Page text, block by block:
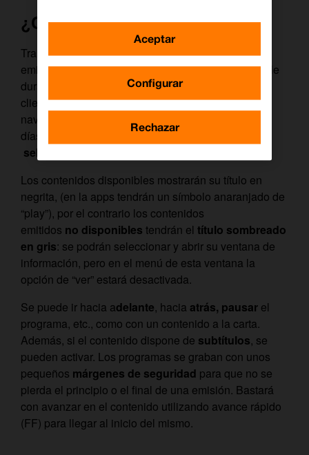
¿Cómo funciona?
Transcurridos unos minutos desde que finalice la
emisión del programa, el contenido estará disponible
durante una semana. Para disfrutar del mismo el
cliente accederá a la guía de programación, y
navegará entre las emisiones pasadas (máximo 7
días) hasta encontrar el programa deseado para
seleccionarlo
Los contenidos disponibles mostrarán su título en
negrita, (en la apps tendrán un símbolo anaranjado de
“play”), por el contrario los contenidos
emitidos no disponibles tendrán el título sombreado
en gris: se podrán seleccionar y abrir su ventana de
información, pero en el menú de esta ventana la
opción de “ver” estará desactivada.
Se puede ir hacia adelante, hacia atrás, pausar el
programa, etc., como con un contenido a la carta.
Además, si el contenido dispone de subtítulos, se
pueden activar. Los programas se graban con unos
pequeños márgenes de seguridad para que no se
pierda el principio o el final de una emisión. Bastará
con avanzar en el contenido utilizando avance rápido
(FF) para llegar al inicio del mismo.
Configurar
Rechazar
Aceptar